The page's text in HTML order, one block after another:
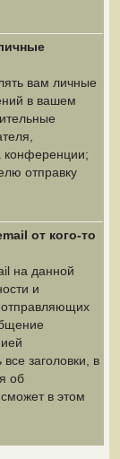
вам личные
в вашем
конференции;
отправку
от кого-то
на данной
и
отправляющих
заголовки, в
об
в этом